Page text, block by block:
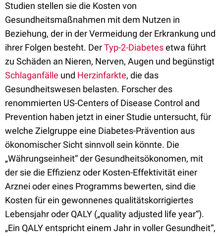
Studien stellen sie die Kosten von
Gesundheitsmaßnahmen mit dem Nutzen in
Beziehung, der in der Vermeidung der Erkrankung und
ihrer Folgen besteht. DerTyp-2-Diabetesetwa führt
zu Schäden an Nieren, Nerven, Augen und begünstigt
Schlaganfälle und Herzinfarkte, die das
Gesundheitswesen belasten. Forscher des
renommierten US-Centers of Disease Control and
Prevention haben jetzt in einer Studie untersucht, für
welche Zielgruppe eine Diabetes-Prävention aus
ökonomischer Sicht sinnvoll sein könnte. Die
„Währungseinheit“ der Gesundheitsökonomen, mit
der sie die Effizienz oder Kosten-Effektivität einer
Arznei oder eines Programms bewerten, sind die
Kosten für ein gewonnenes qualitätskorrigiertes
Lebensjahr oder QALY („quality adjusted life year“).
„Ein QALY entspricht einem Jahr in voller Gesundheit“,